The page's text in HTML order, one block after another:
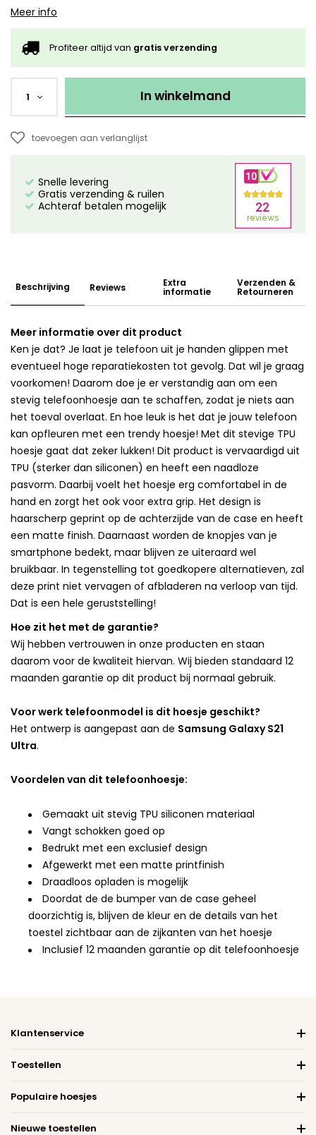
Meer info
Profiteer altijd van gratis verzending
1 In winkelmand
toevoegen aan verlanglijst
Snelle levering
Gratis verzending & ruilen
Achteraf betalen mogelijk
Beschrijving Reviews Extra
informatie
Verzenden &
Retourneren
Meer informatie over dit product
Ken je dat? Je laat je telefoon uit je handen glippen met
eventueel hoge reparatiekosten tot gevolg. Dat wil je graag
voorkomen! Daarom doe je er verstandig aan om een
stevig telefoonhoesje aan te schaffen, zodat je niets aan
het toeval overlaat. En hoe leuk is het dat je jouw telefoon
kan opfleuren met een trendy hoesje! Met dit stevige TPU
hoesje gaat dat zeker lukken! Dit product is vervaardigd uit
TPU (sterker dan siliconen) en heeft een naadloze
pasvorm. Daarbij voelt het hoesje erg comfortabel in de
hand en zorgt het ook voor extra grip. Het design is
haarscherp geprint op de achterzijde van de case en heeft
een matte finish. Daarnaast worden de knopjes van je
smartphone bedekt, maar blijven ze uiteraard wel
bruikbaar. In tegenstelling tot goedkopere alternatieven, zal
deze print niet vervagen of afbladeren na verloop van tijd.
Dat is een hele geruststelling!
Hoe zit het met de garantie?
Wij hebben vertrouwen in onze producten en staan
daarom voor de kwaliteit hiervan. Wij bieden standaard 12
maanden garantie op dit product bij normaal gebruik.
Voor werk telefoonmodel is dit hoesje geschikt?
Het ontwerp is aangepast aan de Samsung Galaxy S21
Ultra.
Voordelen van dit telefoonhoesje:
Gemaakt uit stevig TPU siliconen materiaal
Vangt schokken goed op
Bedrukt met een exclusief design
Afgewerkt met een matte printfinish
Draadloos opladen is mogelijk
Doordat de de bumper van de case geheel
doorzichtig is, blijven de kleur en de details van het
toestel zichtbaar aan de zijkanten van het hoesje
Inclusief 12 maanden garantie op dit telefoonhoesje
Klantenservice
Toestellen
Populaire hoesjes
Nieuwe toestellen